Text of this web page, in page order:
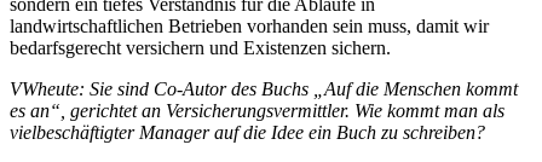
sondern ein tiefes Verständnis für die Abläufe in
landwirtschaftlichen Betrieben vorhanden sein muss, damit wir
bedarfsgerecht versichern und Existenzen sichern.
VWheute: Sie sind Co-Autor des Buchs „Auf die Menschen kommt
es an“, gerichtet an Versicherungsvermittler. Wie kommt man als
vielbeschäftigter Manager auf die Idee ein Buch zu schreiben?